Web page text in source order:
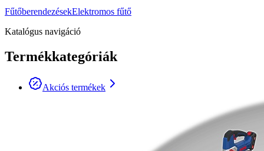
FűtőberendezésekElektromos fűtő
Katalógus navigáció
Termékkategóriák
Akciós termékek